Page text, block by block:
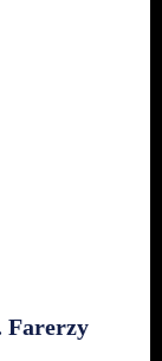
Farerzy